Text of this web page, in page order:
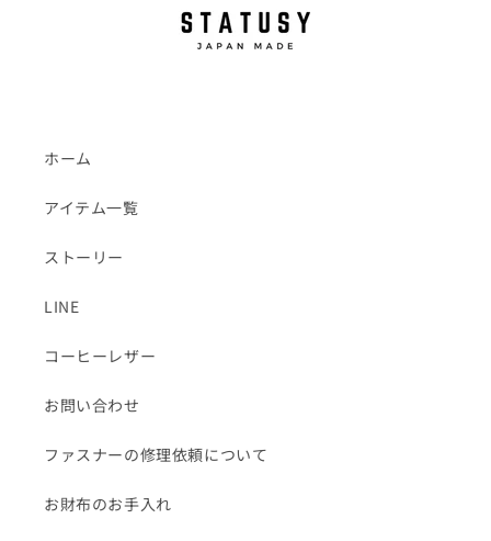
ホーム
アイテム一覧
ストーリー
LINE
コーヒーレザー
お問い合わせ
ファスナーの修理依頼について
お財布のお手入れ